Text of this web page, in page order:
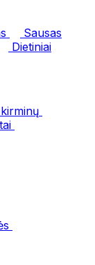
Sausas
Dietiniai